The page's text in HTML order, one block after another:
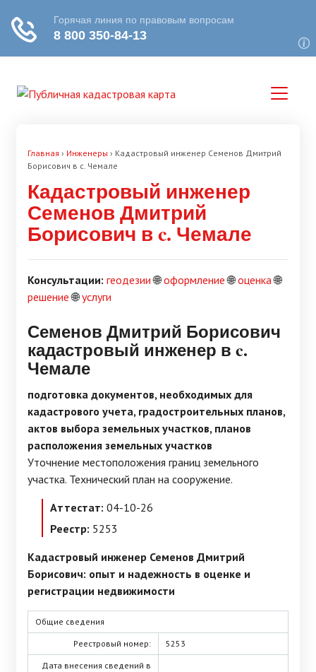
Главная › Инженеры › Кадастровый инженер Семенов Дмитрий
Борисович в c. Чемале
Кадастровый инженер
Семенов Дмитрий
Борисович в c. Чемале
Консультации: геодезии🌐оформление🌐оценка🌐
решение🌐услуги
Семенов Дмитрий Борисович
кадастровый инженер в c.
Чемале
подготовка документов, необходимых для
кадастрового учета, градостроительных планов,
актов выбора земельных участков, планов
расположения земельных участков
Уточнение местоположения границ земельного
участка. Технический план на сооружение.
Аттестат: 04-10-26
Реестр: 5253
Кадастровый инженер Семенов Дмитрий
Борисович: опыт и надежность в оценке и
регистрации недвижимости
Общие сведения
Реестровый номер: 5253
Дата внесения сведений в